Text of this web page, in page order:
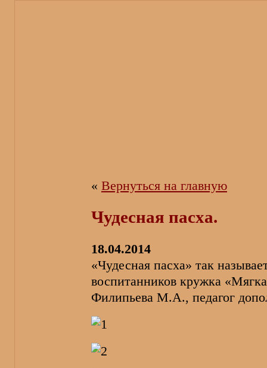
« Вернуться на главную
Чудесная пасха.
18.04.2014
«Чудесная пасха» так
воспитанников кружка
Филипьева М.А., педагог